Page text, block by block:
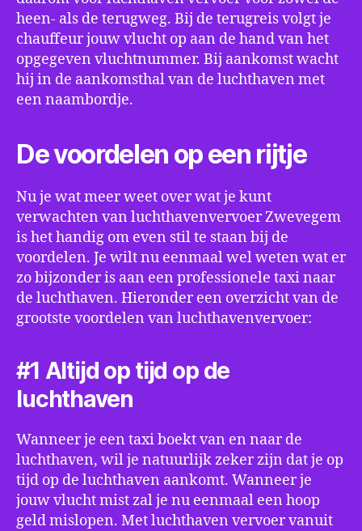
heen- als de terugweg. Bij de terugreis volgt je
chauffeur jouw vlucht op aan de hand van het
opgegeven vluchtnummer. Bij aankomst wacht
hij in de aankomsthal van de luchthaven met
een naambordje.
De voordelen op een rijtje
Nu je wat meer weet over wat je kunt
verwachten van luchthavenvervoer Zwevegem
is het handig om even stil te staan bij de
voordelen. Je wilt nu eenmaal wel weten wat er
zo bijzonder is aan een professionele taxi naar
de luchthaven. Hieronder een overzicht van de
grootste voordelen van luchthavenvervoer:
#1 Altijd op tijd op de
luchthaven
Wanneer je een taxi boekt van en naar de
luchthaven, wil je natuurlijk zeker zijn dat je op
tijd op de luchthaven aankomt. Wanneer je
jouw vlucht mist zal je nu eenmaal een hoop
geld mislopen. Met luchthaven vervoer vanuit